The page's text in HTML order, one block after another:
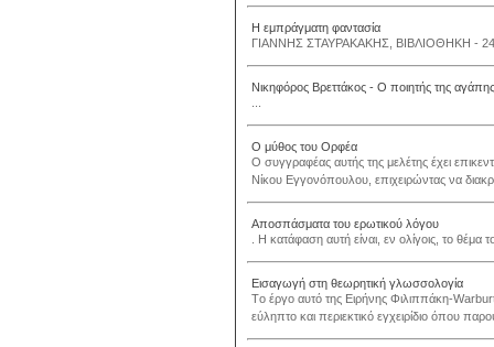
Η εμπράγματη φαντασία
ΓΙΑΝΝΗΣ ΣΤΑΥΡΑΚΑΚΗΣ, ΒΙΒΛΙΟΘΗΚΗ -
Νικηφόρος Βρεττάκος - Ο ποιητής της αγάπης
Ο μύθος του Ορφέα
Ο συγγραφέας αυτής της μελέτης έχει
Νίκου Εγγονόπουλου, επιχειρώντας να
Αποσπάσματα του ερωτικού λόγου
. Η κατάφαση αυτή είναι, εν ολίγοις, το θέμα
Εισαγωγή στη θεωρητική γλωσσολογία
Tο έργο αυτό της Eιρήνης Φιλιππάκη-
εύληπτο και περιεκτικό εγχειρίδιο όπου